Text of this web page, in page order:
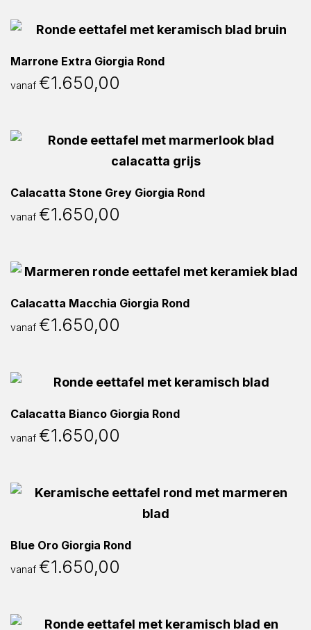
Marrone Extra Giorgia Rond
vanaf €1.650,00
Calacatta Stone Grey Giorgia Rond
vanaf €1.650,00
Calacatta Macchia Giorgia Rond
vanaf €1.650,00
Calacatta Bianco Giorgia Rond
vanaf €1.650,00
Blue Oro Giorgia Rond
vanaf €1.650,00